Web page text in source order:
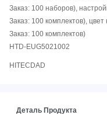
Заказ: 100 наборов),
Заказ: 100 комплектов), цвет
Заказ: 100 комплектов)
HTD-EUG5021002
HITECDAD
Деталь Продукта